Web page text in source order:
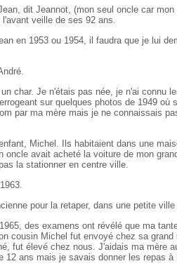
dit Jeannot, (mon seul oncle car
l'avant veille de ses 92 ans.
en 1953 ou 1954, il faudra que je lui
char. Je n'étais pas née, je n'ai connu
sur quelques photos de 1949 où
par ma mère mais je ne connaissais
Michel. Ils habitaient dans une
avait acheté la voiture de mon
la stationner en centre ville.
pour la retaper, dans une petite
des examens ont révélé que ma
cousin Michel fut envoyé chez sa grand
fut élevé chez nous. J'aidais ma mère
ans mais je savais donner les repas